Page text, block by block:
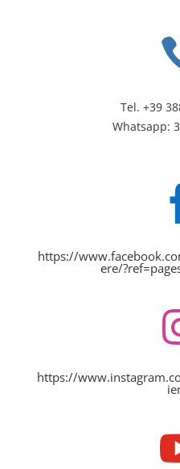
Tel. +39
Whatsapp:
https://
ere/
https://